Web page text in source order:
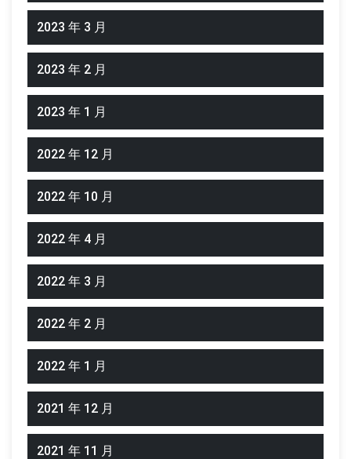
2023 年 3 月
2023 年 2 月
2023 年 1 月
2022 年 12 月
2022 年 10 月
2022 年 4 月
2022 年 3 月
2022 年 2 月
2022 年 1 月
2021 年 12 月
2021 年 11 月